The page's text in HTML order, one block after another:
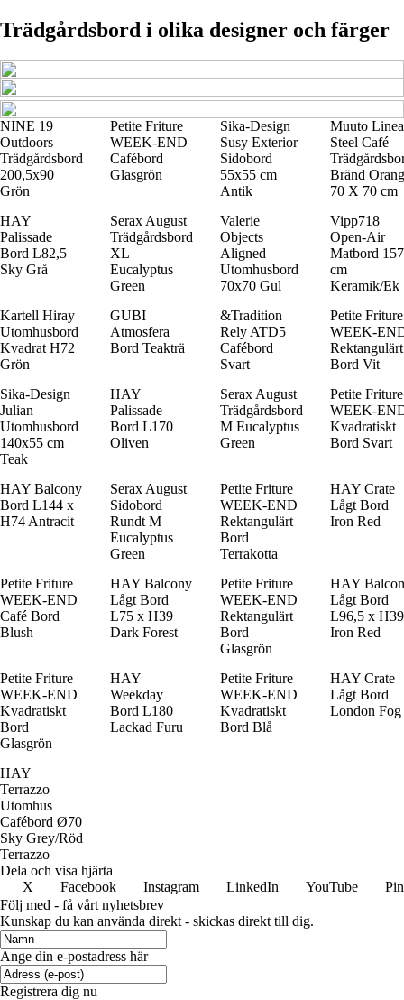
Trädgårdsbord i olika designer och färger
NINE 19
Outdoors
Trädgårdsbord
200,5x90
Grön
Petite Friture
WEEK-END
Cafébord
Glasgrön
Sika-Design
Susy Exterior
Sidobord
55x55 cm
Antik
Muuto
Steel Café
Bränd
70 X 70 cm
HAY
Palissade
Bord L82,5
Sky Grå
Serax August
Trädgårdsbord
XL
Eucalyptus
Green
Valerie
Objects
Aligned
Utomhusbord
70x70 Gul
Vipp718
Open-Air
Matbord 157
cm
Keramik/Ek
Kartell Hiray
Utomhusbord
Kvadrat H72
Grön
GUBI
Atmosfera
Bord Teakträ
&Tradition
Rely ATD5
Cafébord
Svart
Petite Friture
WEEK-
Rektangulärt
Bord Vit
Sika-Design
Julian
Utomhusbord
140x55 cm
Teak
HAY
Palissade
Bord L170
Oliven
Serax August
Trädgårdsbord
M Eucalyptus
Green
Petite Friture
WEEK-
Kvadratiskt
Bord Svart
HAY Balcony
Bord L144 x
H74 Antracit
Serax August
Sidobord
Rundt M
Eucalyptus
Green
Petite Friture
WEEK-END
Rektangulärt
Bord
Terrakotta
HAY Crate
Lågt Bord
Iron Red
Petite Friture
WEEK-END
Café Bord
Blush
HAY Balcony
Lågt Bord
L75 x H39
Dark Forest
Petite Friture
WEEK-END
Rektangulärt
Bord
Glasgrön
HAY
Lågt Bord
L96,5 x H39
Iron Red
Petite Friture
WEEK-END
Kvadratiskt
Bord
Glasgrön
HAY
Weekday
Bord L180
Lackad Furu
Petite Friture
WEEK-END
Kvadratiskt
Bord Blå
HAY Crate
Lågt Bord
London Fog
HAY
Terrazzo
Utomhus
Cafébord Ø70
Sky Grey/Röd
Terrazzo
Dela och visa hjärta
X
Facebook Instagram LinkedIn YouTube
Följ med - få vårt nyhetsbrev
Kunskap du kan använda direkt - skickas direkt till dig.
Ange din e-postadress här
Registrera dig nu